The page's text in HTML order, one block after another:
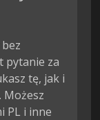
pytanie za
tę, jak i
Możesz
PL i inne